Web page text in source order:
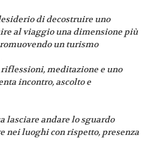
di decostruire uno
al viaggio una dimensione più
un turismo
meditazione e uno
incontro, ascolto e
lasciare andare lo sguardo
nei luoghi con rispetto, presenza